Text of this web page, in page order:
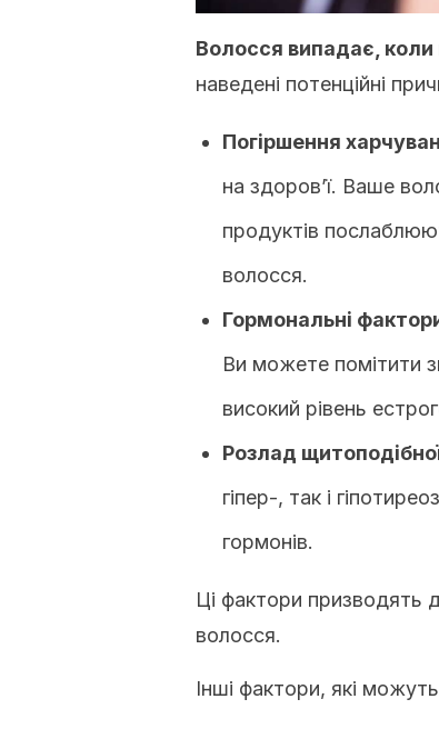
Волосся випадає,
наведені потенційні
Погіршення
на здоров’ї. Ваше
продуктів
волосся.
Гормональні
Ви можете помітити
високий рівень
Розлад
гіпер-, так і
гормонів.
Ці фактори призводять
волосся.
Інші фактори, які